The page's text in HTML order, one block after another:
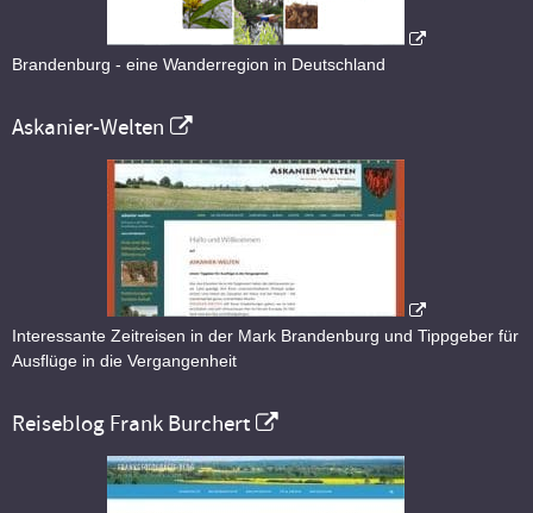
Brandenburg - eine Wanderregion in Deutschland
Askanier-Welten
Interessante Zeitreisen in der Mark Brandenburg und Tippgeber für
Ausflüge in die Vergangenheit
Reiseblog Frank Burchert